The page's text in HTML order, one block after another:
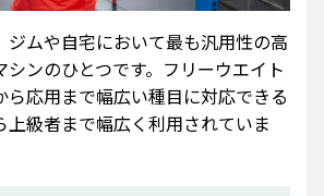
ジムや自宅において最も汎用性の高
シンのひとつです。フリーウエイト
ら応用まで幅広い種目に対応できる
上級者まで幅広く利用されていま